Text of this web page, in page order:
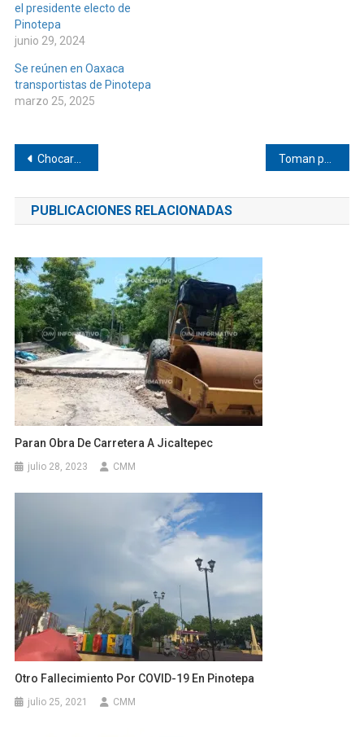
el presidente electo de
Pinotepa
junio 29, 2024
Se reúnen en Oaxaca
transportistas de Pinotepa
marzo 25, 2025
Navegación
de
entradas
Chocaron en el bulevar de Pinotepa
PUBLICACIONES RELACIONADAS
Paran Obra De Carretera A Jicaltepec
julio 28, 2023 CMM
Otro Fallecimiento Por COVID-19 En Pinotepa
julio 25, 2021 CMM